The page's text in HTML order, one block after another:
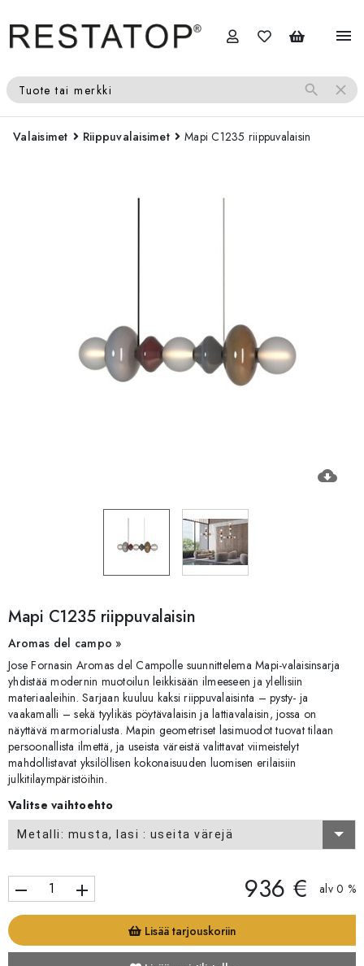
menu
Tuote tai merkki search close
Valaisimet Riippuvalaisimet Mapi C1235 riippuvalaisin
cloud_download
Mapi C1235 riippuvalaisin
Aromas del campo »
Jose Fornasin Aromas del Campolle suunnittelema Mapi-valaisinsarja
yhdistää modernin muotoilun leikkisään ilmeeseen ja ylellisiin
materiaaleihin. Sarjaan kuuluu kaksi riippuvalaisinta – pysty- ja
vaakamalli – sekä tyylikäs pöytävalaisin ja lattiavalaisin, jossa on
näyttävä marmorialusta. Mapin geometriset lasimuodot tuovat tilaan
persoonallista ilmettä, ja useista väreistä valittavat viimeistelyt
mahdollistavat yksilöllisen kokonaisuuden luomisen erilaisiin
julkitilaympäristöihin.
Valitse vaihtoehto
Metalli: musta, lasi : useita värejä
remove add 936 € alv 0 %
Lisää tarjouskoriin